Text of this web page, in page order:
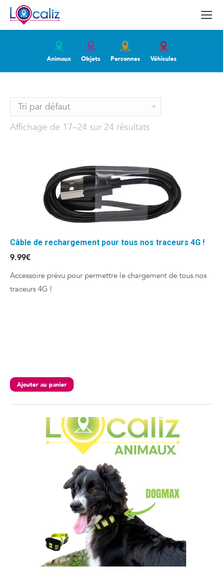
Animaux Objets Personnes Véhicules
Affichage de 17–24 sur 24 résultats
Câble de rechargement pour tous nos traceurs 4G !
9.99€
Accessoire prévu pour permettre le chargement de tous nos
traceurs 4G !
Ajouter au panier